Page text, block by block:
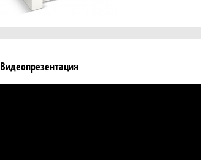
Видеопрезентация